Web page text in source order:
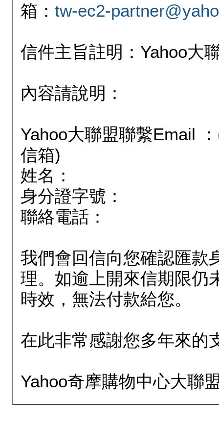
箱： tw-ec2-
信件主旨註明：Yahoo大
內容請說明：
Yahoo大聯盟聯繫Email
信箱)
姓名：
身分證字號：
聯絡電話：
我們會回信向您確認匯款
理。如逾上開來信期限仍
時效，無法付款給您。
在此非常感謝您多年來的
Yahoo奇摩購物中心大